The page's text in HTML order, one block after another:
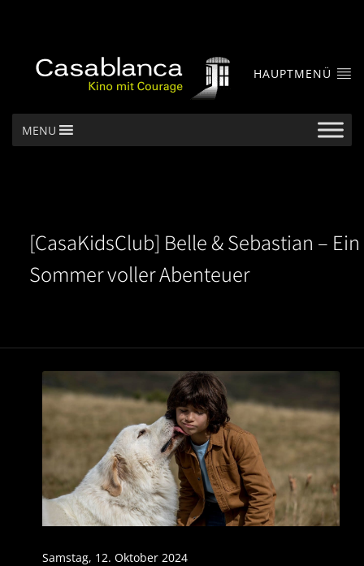
HAUPTMENÜ
MENU
[CasaKidsClub] Belle & Sebastian – Ein
Sommer voller Abenteuer
Samstag, 12. Oktober 2024